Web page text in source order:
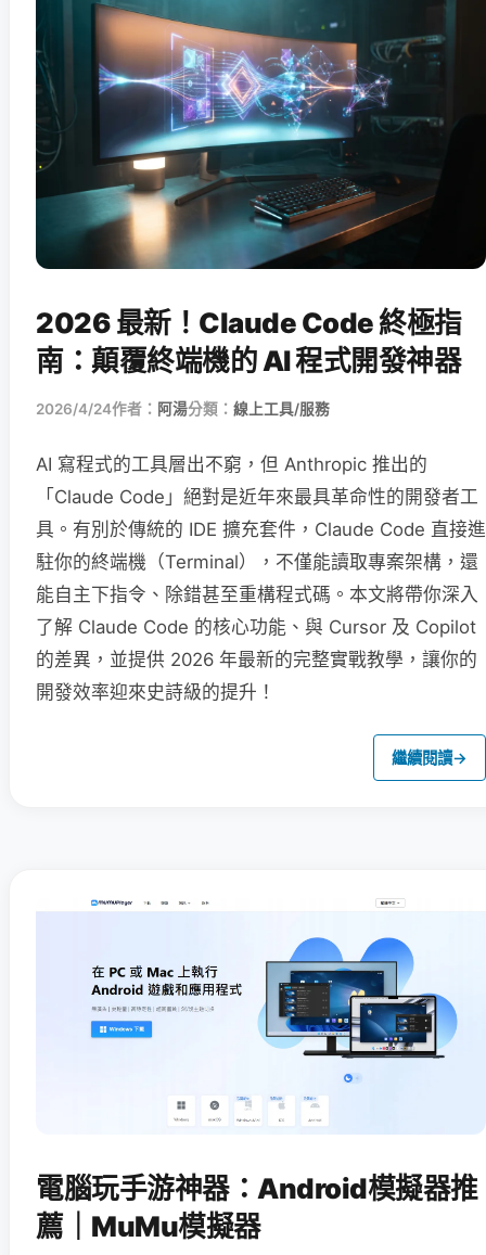
2026 最新！Claude Code 終極指
南：顛覆終端機的 AI 程式開發神器
2026/4/24作者： 阿湯分類： 線上工具/服務
AI 寫程式的工具層出不窮，但 Anthropic 推出的
「Claude Code」絕對是近年來最具革命性的開發者工
具。有別於傳統的 IDE 擴充套件，Claude Code 直接進
駐你的終端機（Terminal），不僅能讀取專案架構，還
能自主下指令、除錯甚至重構程式碼。本文將帶你深入
了解 Claude Code 的核心功能、與 Cursor 及 Copilot
的差異，並提供 2026 年最新的完整實戰教學，讓你的
開發效率迎來史詩級的提升！
繼續閱讀→
電腦玩手游神器：Android模擬器推
薦｜MuMu模擬器